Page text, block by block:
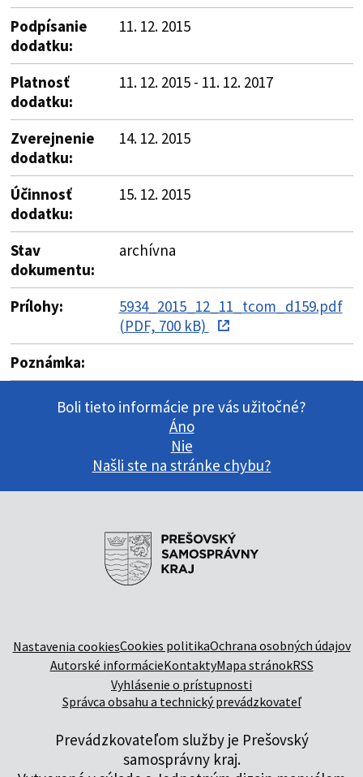
Podpísanie
dodatku:
11. 12. 2015
Platnosť
dodatku:
11. 12. 2015 - 11. 12. 2017
Zverejnenie
dodatku:
14. 12. 2015
Účinnosť
dodatku:
15. 12. 2015
Stav
dokumentu:
archívna
Prílohy:
5934_2015_12_11_tcom_d159.pdf
(PDF, 700 kB)
Poznámka:
Boli tieto informácie pre vás užitočné?
Áno
Nie
Našli ste na stránke chybu?
Nastavenia cookiesCookies politikaOchrana osobných údajov
Autorské informácieKontaktyMapa stránokRSS
Vyhlásenie o prístupnosti
Správca obsahu a technický prevádzkovateľ
Prevádzkovateľom služby je Prešovský
samosprávny kraj.